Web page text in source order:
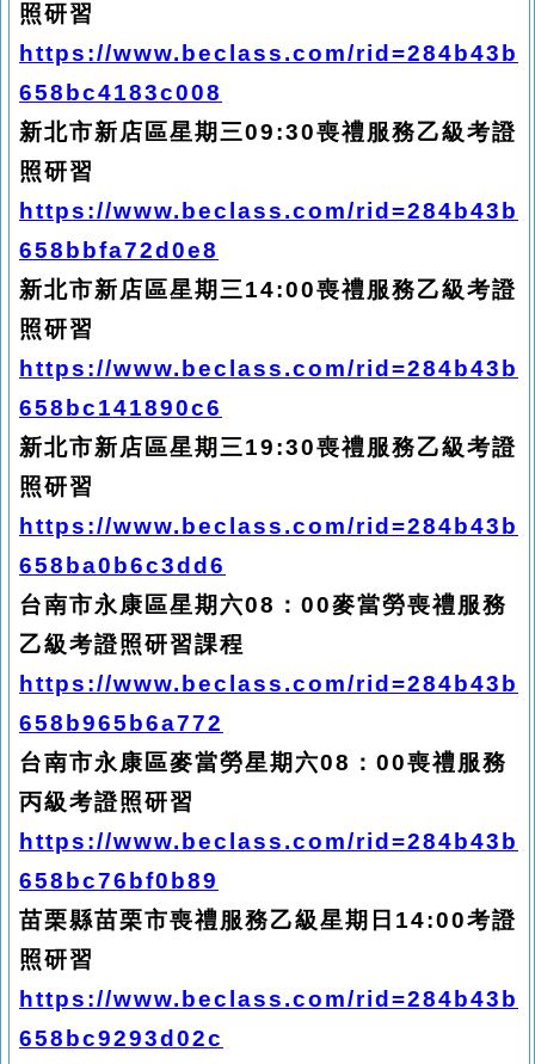
照研習
https://www.beclass.com/rid=284b43b
658bc4183c008
新北市新店區星期三09:30喪禮服務乙級考證
照研習
https://www.beclass.com/rid=284b43b
658bbfa72d0e8
新北市新店區星期三14:00喪禮服務乙級考證
照研習
https://www.beclass.com/rid=284b43b
658bc141890c6
新北市新店區星期三19:30喪禮服務乙級考證
照研習
https://www.beclass.com/rid=284b43b
658ba0b6c3dd6
台南市永康區星期六08：00麥當勞喪禮服務
乙級考證照研習課程
https://www.beclass.com/rid=284b43b
658b965b6a772
台南市永康區麥當勞星期六08：00喪禮服務
丙級考證照研習
https://www.beclass.com/rid=284b43b
658bc76bf0b89
苗栗縣苗栗市喪禮服務乙級星期日14:00考證
照研習
https://www.beclass.com/rid=284b43b
658bc9293d02c